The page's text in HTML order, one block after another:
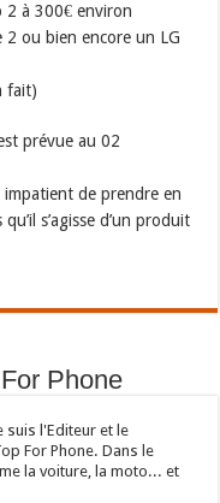
2 à 300€ environ
ou bien encore un LG
fait)
prévue au 02
impatient de prendre en
s’agisse d’un produit
Phone
suis l'Editeur et le
For Phone. Dans le
la voiture, la moto... et